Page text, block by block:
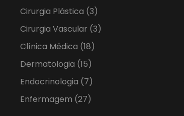
Cirurgia Plástica (3)
Cirurgia Vascular (3)
Clínica Médica (18)
Dermatologia (15)
Endocrinologia (7)
Enfermagem (27)